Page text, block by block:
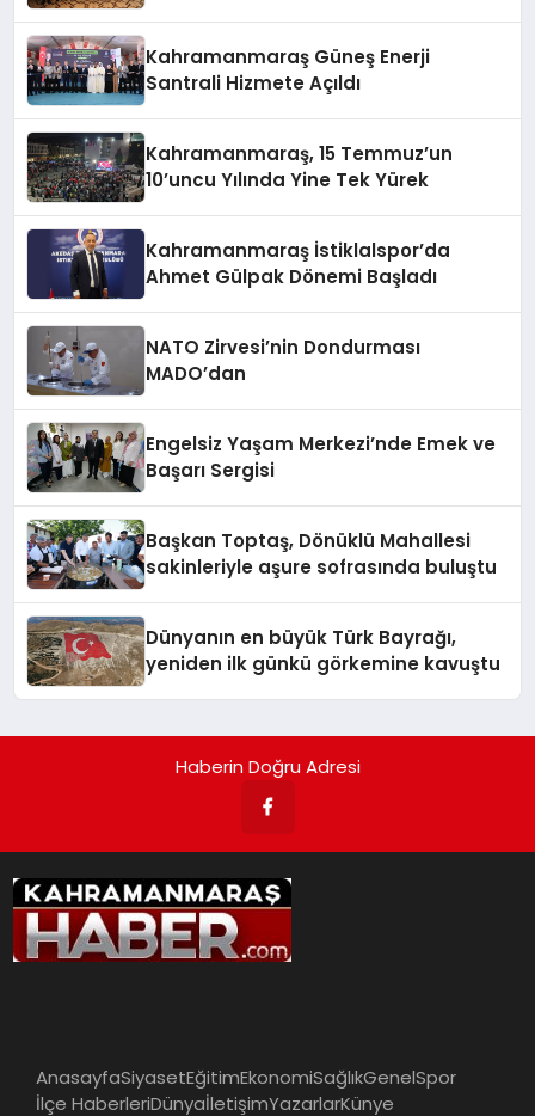
Kahramanmaraş Güneş Enerji
Santrali Hizmete Açıldı
Kahramanmaraş, 15 Temmuz’un
10’uncu Yılında Yine Tek Yürek
Kahramanmaraş İstiklalspor’da
Ahmet Gülpak Dönemi Başladı
NATO Zirvesi’nin Dondurması
MADO’dan
Engelsiz Yaşam Merkezi’nde Emek ve
Başarı Sergisi
Başkan Toptaş, Dönüklü Mahallesi
sakinleriyle aşure sofrasında buluştu
Dünyanın en büyük Türk Bayrağı,
yeniden ilk günkü görkemine kavuştu
Haberin Doğru Adresi
AnasayfaSiyasetEğitimEkonomiSağlıkGenelSpor
İlçe HaberleriDünyaİletişimYazarlarKünye